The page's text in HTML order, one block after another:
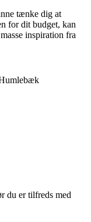
tænke dig at
for dit budget, kan
inspiration fra
du er tilfreds med